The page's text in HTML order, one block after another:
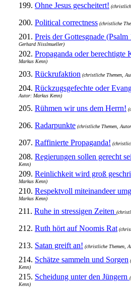
199. Ohne Jesus gescheitert!
200. Political correctness (christliche
201. Preis der Gottesgnade (Psalm
Gerhard Nisslmueller)
202. Propaganda oder berechtigte
Markus Kenn)
203. Rückrufaktion (christliche Themen,
204. Rückzugsgefechte oder
Autor: Markus Kenn)
205. Rühmen wir uns dem Herrn!
206. Radarpunkte (christliche Themen,
207. Raffinierte Propaganda!
208. Regierungen sollen gerecht
Kenn)
209. Reinlichkeit wird groß
Markus Kenn)
210. Respektvoll miteinandeer
Markus Kenn)
211. Ruhe in stressigen Zeiten
212. Ruth hört auf Noomis Rat
213. Satan greift an! (christliche Themen,
214. Schätze sammeln und Sorgen
Kenn)
215. Scheidung unter den Jüngern
Kenn)